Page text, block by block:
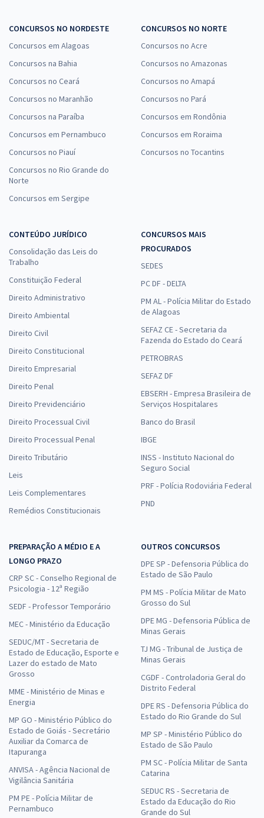
CONCURSOS NO NORDESTE
Concursos em Alagoas
Concursos na Bahia
Concursos no Ceará
Concursos no Maranhão
Concursos na Paraíba
Concursos em Pernambuco
Concursos no Piauí
Concursos no Rio Grande do
Norte
Concursos em Sergipe
CONCURSOS NO NORTE
Concursos no Acre
Concursos no Amazonas
Concursos no Amapá
Concursos no Pará
Concursos em Rondônia
Concursos em Roraima
Concursos no Tocantins
CONTEÚDO JURÍDICO
Consolidação das Leis do
Trabalho
Constituição Federal
Direito Administrativo
Direito Ambiental
Direito Civil
Direito Constitucional
Direito Empresarial
Direito Penal
Direito Previdenciário
Direito Processual Civil
Direito Processual Penal
Direito Tributário
Leis
Leis Complementares
Remédios Constitucionais
CONCURSOS MAIS
PROCURADOS
SEDES
PC DF - DELTA
PM AL - Polícia Militar do Estado
de Alagoas
SEFAZ CE - Secretaria da
Fazenda do Estado do Ceará
PETROBRAS
SEFAZ DF
EBSERH - Empresa Brasileira de
Serviços Hospitalares
Banco do Brasil
IBGE
INSS - Instituto Nacional do
Seguro Social
PRF - Polícia Rodoviária Federal
PND
PREPARAÇÃO A MÉDIO E A
LONGO PRAZO
CRP SC - Conselho Regional de
Psicologia - 12ª Região
SEDF - Professor Temporário
MEC - Ministério da Educação
SEDUC/MT - Secretaria de
Estado de Educação, Esporte e
Lazer do estado de Mato
Grosso
MME - Ministério de Minas e
Energia
MP GO - Ministério Público do
Estado de Goiás - Secretário
Auxiliar da Comarca de
Itapuranga
ANVISA - Agência Nacional de
Vigilância Sanitária
PM PE - Polícia Militar de
Pernambuco
OUTROS CONCURSOS
DPE SP - Defensoria Pública do
Estado de São Paulo
PM MS - Polícia Militar de Mato
Grosso do Sul
DPE MG - Defensoria Pública de
Minas Gerais
TJ MG - Tribunal de Justiça de
Minas Gerais
CGDF - Controladoria Geral do
Distrito Federal
DPE RS - Defensoria Pública do
Estado do Rio Grande do Sul
MP SP - Ministério Público do
Estado de São Paulo
PM SC - Polícia Militar de Santa
Catarina
SEDUC RS - Secretaria de
Estado da Educação do Rio
Grande do Sul